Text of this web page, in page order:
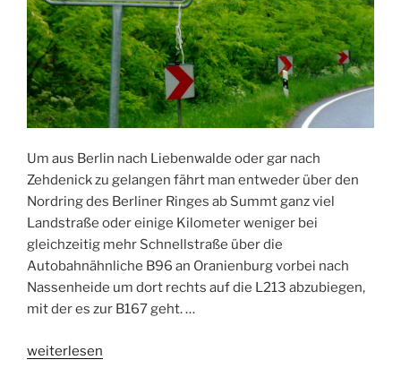
Um aus Berlin nach Liebenwalde oder gar nach
Zehdenick zu gelangen fährt man entweder über den
Nordring des Berliner Ringes ab Summt ganz viel
Landstraße oder einige Kilometer weniger bei
gleichzeitig mehr Schnellstraße über die
Autobahnähnliche B96 an Oranienburg vorbei nach
Nassenheide um dort rechts auf die L213 abzubiegen,
mit der es zur B167 geht. …
„SM-
weiterlesen